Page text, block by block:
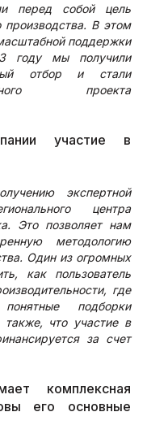
перед собой цель
В этом
поддержки
году мы получили
отбор и стали
проекта
участие в
экспертной
центра
Это позволяет нам
методологию
Один из огромных
как пользователь
где
подборки
что участие в
за счет
комплексная
его основные